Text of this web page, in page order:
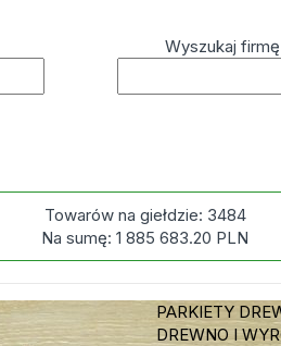
Wyszukaj firmę
Towarów na giełdzie: 3484
Na sumę:1 885 683.20 PLN
PARKIETY
DREWNO I